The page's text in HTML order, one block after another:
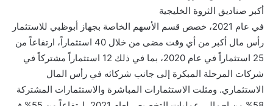
أكبر صناديق الثروة الخليجية
في عام 2021، خصص قسم الأسهم الخاصة بجهاز أبوظبي للاستثمار
رأس مال أكبر من أي وقت مضى من خلال 40 استثماراً، ارتفاعاً من
25 استثماراً في عام 2020، بما في ذلك 12 استثماراً مشتركاً في
شركات المرحلة المبكرة إلى جانب شركائه في رأس المال
الاستثماري. ومثلت الاستثمارات المباشرة والاستثمارات المشتركة